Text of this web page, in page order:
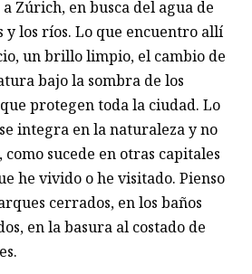
Zúrich, en busca del agua de
y los ríos. Lo que encuentro allí
un brillo limpio, el cambio de
bajo la sombra de los
protegen toda la ciudad. Lo
integra en la naturaleza y no
como sucede en otras capitales
he vivido o he visitado. Pienso
cerrados, en los baños
en la basura al costado de